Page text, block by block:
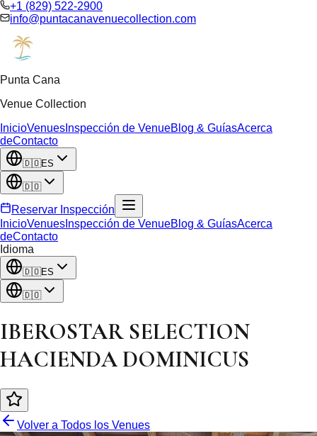
+1 (829) 522-2900
info@puntacanavenuecollection.com
Punta Cana
Venue Collection
InicioVenues Inspección de VenueBlog & GuíasAcerca
deContacto
🇩🇴ES
🇩🇴
Reservar Inspección
InicioVenues Inspección de VenueBlog & GuíasAcerca
deContacto
Idioma
🇩🇴ES
🇩🇴
IBEROSTAR SELECTION
HACIENDA DOMINICUS
Volver a Todos los Venues